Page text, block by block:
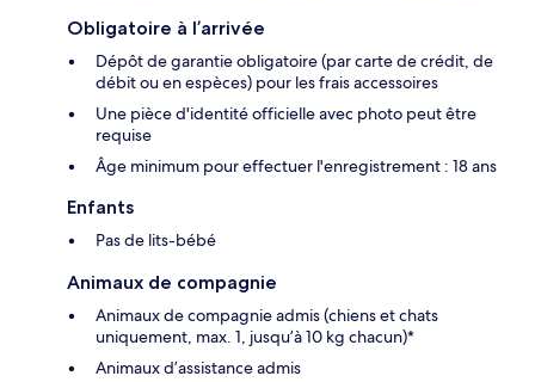
Obligatoire à l’arrivée
Dépôt de garantie obligatoire (par carte de crédit, de
débit ou en espèces) pour les frais accessoires
Une pièce d'identité officielle avec photo peut être
requise
Âge minimum pour effectuer l'enregistrement : 18 ans
Enfants
Pas de lits-bébé
Animaux de compagnie
Animaux de compagnie admis (chiens et chats
uniquement, max. 1, jusqu’à 10 kg chacun)*
Animaux d’assistance admis